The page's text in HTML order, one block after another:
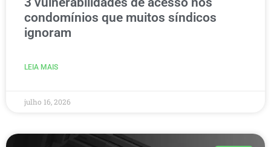
condomínios que muitos síndicos
ignoram
LEIA MAIS
julho 16, 2026